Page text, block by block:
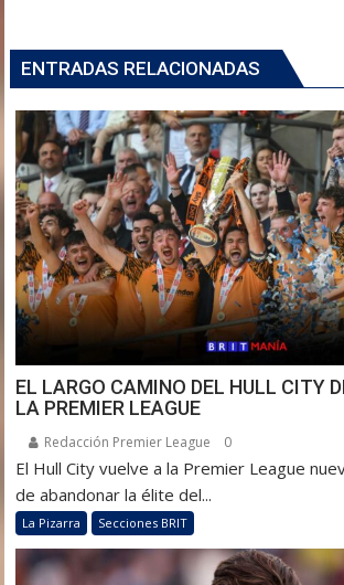
ENTRADAS RELACIONADAS
EL LARGO CAMINO DEL HULL CITY
LA PREMIER LEAGUE
Redacción Premier League 0
El Hull City vuelve a la Premier League
de abandonar la élite del...
La Pizarra Secciones BRIT